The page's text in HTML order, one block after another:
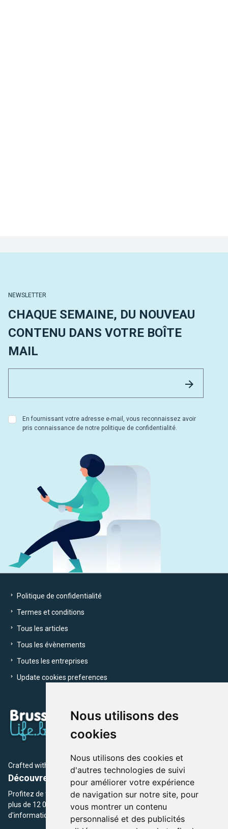
Nous utilisons des
cookies
Nous utilisons des cookies et
d'autres technologies de suivi
pour améliorer votre expérience
de navigation sur notre site, pour
vous montrer un contenu
personnalisé et des publicités
NEWSLETTER
CHAQUE SEMAINE, DU NOUVEAU
CONTENU DANS VOTRE BOÎTE
MAIL
En fournissant votre adresse e-mail, vous reconnaissez avoir
pris connaissance de notre politique de confidentialité.
Politique de confidentialité
Termes et conditions
Tous les articles
Tous les évènements
Toutes les entreprises
Update cookies preferences
Crafted with by Brusselslife Team
Découvrez plus de 12 000 adresses et événements
Profitez de toutes les sections de BrusselsLife.be et découvrez
plus de 12 000 adresses et un grand choix d'événements,
d'informations et de conseils et astuces de notre écriture.